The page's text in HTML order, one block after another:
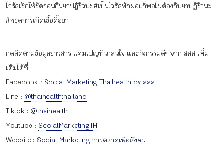
เข้าสู่ระบบ/สมัครสมาชิก
TH
ไวรัสเช็กให้ชัดก่อนกินยาปฏิชีวนะ #เป็นไวรัสพักผ่อนก็พอไม่ต้องกินยาปฏิชีวนะ
#หยุดการเกิดเชื้อดื้อยา
กดติดตามข้อมูลข่าวสาร แคมเปญที่น่าสนใจ และกิจกรรมดีๆ จาก สสส เพิ่ม
เติมได้ที่ :
Facebook : Social Marketing Thaihealth by สสส.
Line : @thaihealththailand
Tiktok : @thaihealth
Youtube : SocialMarketingTH
Website : Social Marketing การตลาดเพื่อสังคม